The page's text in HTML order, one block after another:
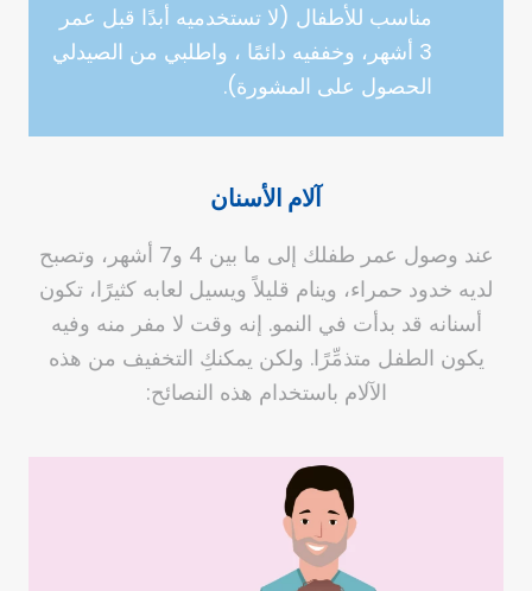
مناسب للأطفال (لا تستخدميه أبدًا قبل عمر
3 أشهر، وخففيه دائمًا ، واطلبي من الصيدلي
الحصول على المشورة).
آلام الأسنان
عند وصول عمر طفلك إلى ما بين 4 و7 أشهر، وتصبح
لديه خدود حمراء، وينام قليلاً ويسيل لعابه كثيرًا، تكون
أسنانه قد بدأت في النمو. إنه وقت لا مفر منه وفيه
يكون الطفل متذمِّرًا. ولكن يمكنكِ التخفيف من هذه
الآلام باستخدام هذه النصائح: